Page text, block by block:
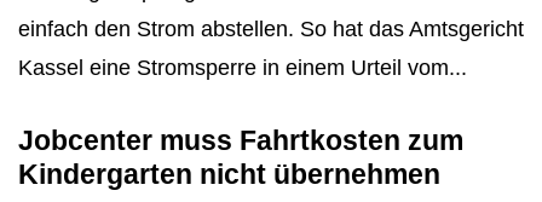
einfach den Strom abstellen. So hat das Amtsgericht
Kassel eine Stromsperre in einem Urteil vom...
Jobcenter muss Fahrtkosten zum
Kindergarten nicht übernehmen